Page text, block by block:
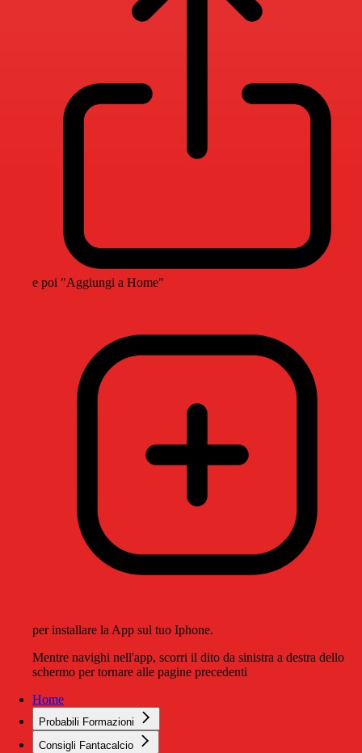
e poi "Aggiungi a Home"
per installare la App sul tuo Iphone.
Mentre navighi nell'app, scorri il dito da sinistra a destra dello
schermo per tornare alle pagine precedenti
Home
Probabili Formazioni
Consigli Fantacalcio